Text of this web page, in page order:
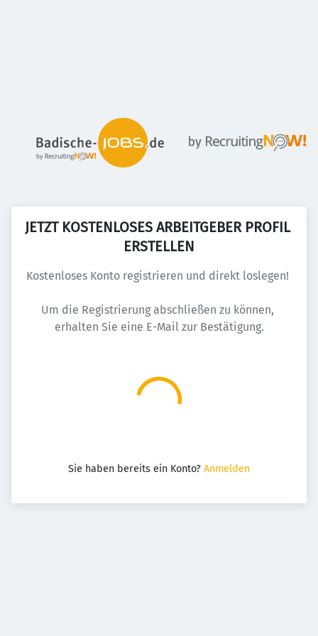
JETZT
JETZT KOSTENLOSES ARBEITGEBER PROFIL
ERSTELLEN
Kostenloses Konto registrieren und direkt loslegen!
Um die Registrierung abschließen zu können,
erhalten Sie eine E-Mail zur Bestätigung.
Sie haben bereits ein Konto? Anmelden